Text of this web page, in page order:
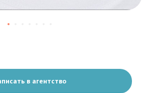
в агентство